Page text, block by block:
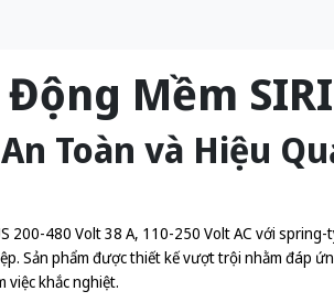
Mềm
Toàn và Hiệu
200-480 Volt 38 A, 110-250 Volt AC với
Sản phẩm được thiết kế vượt trội nhằm đáp
khắc nghiệt.